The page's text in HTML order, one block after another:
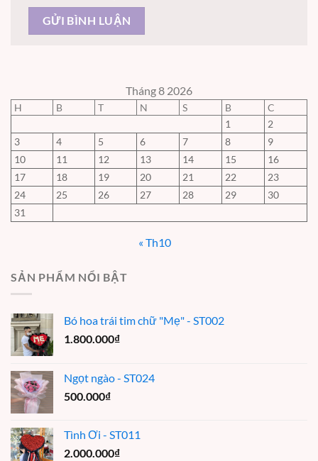
Tháng 8 2026
H B T N S B
C
1
2
3
4 5 6 7 8
9
10
11 12 13 14 15
16
17
18 19 20 21 22
23
24
25 26 27 28 29
30
31
« Th10
SẢN PHẨM NỔI BẬT
Bó hoa trái tim chữ "Mẹ" - ST002
1.800.000₫
Ngọt ngào - ST024
500.000₫
Tình Ơi - ST011
2.000.000₫